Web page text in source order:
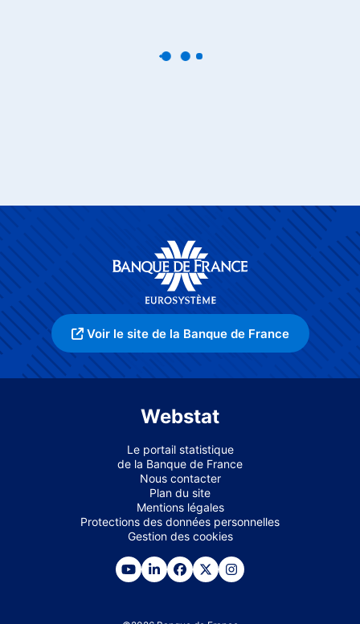
Voir le site de la Banque de France
Webstat
Le portail statistique
de la Banque de France
Nous contacter
Plan du site
Mentions légales
Protections des données personnelles
Gestion des cookies